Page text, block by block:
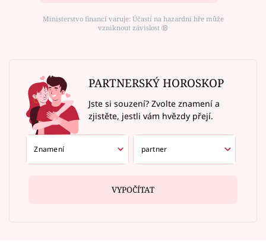
Ministerstvo financí varuje: Účastí na hazardní hře může
vzniknout závislost ⑱
PARTNERSKÝ HOROSKOP
Jste si souzení? Zvolte znamení a
zjistěte, jestli vám hvězdy přejí.
VYPOČÍTAT